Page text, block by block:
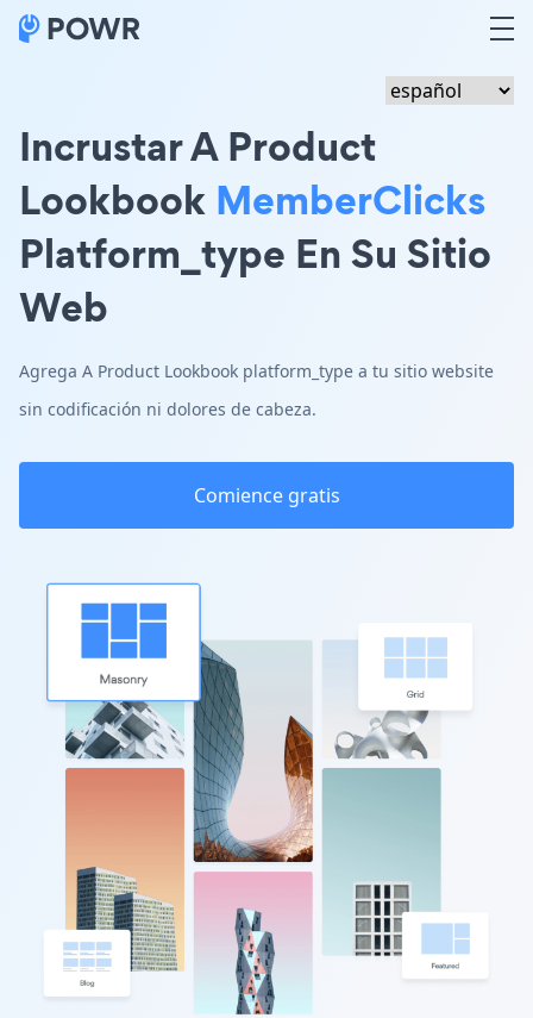
Incrustar A Product
Lookbook MemberClicks
Platform_type En Su Sitio
Web
Agrega A Product Lookbook platform_type a tu sitio website
sin codificación ni dolores de cabeza.
Comience gratis